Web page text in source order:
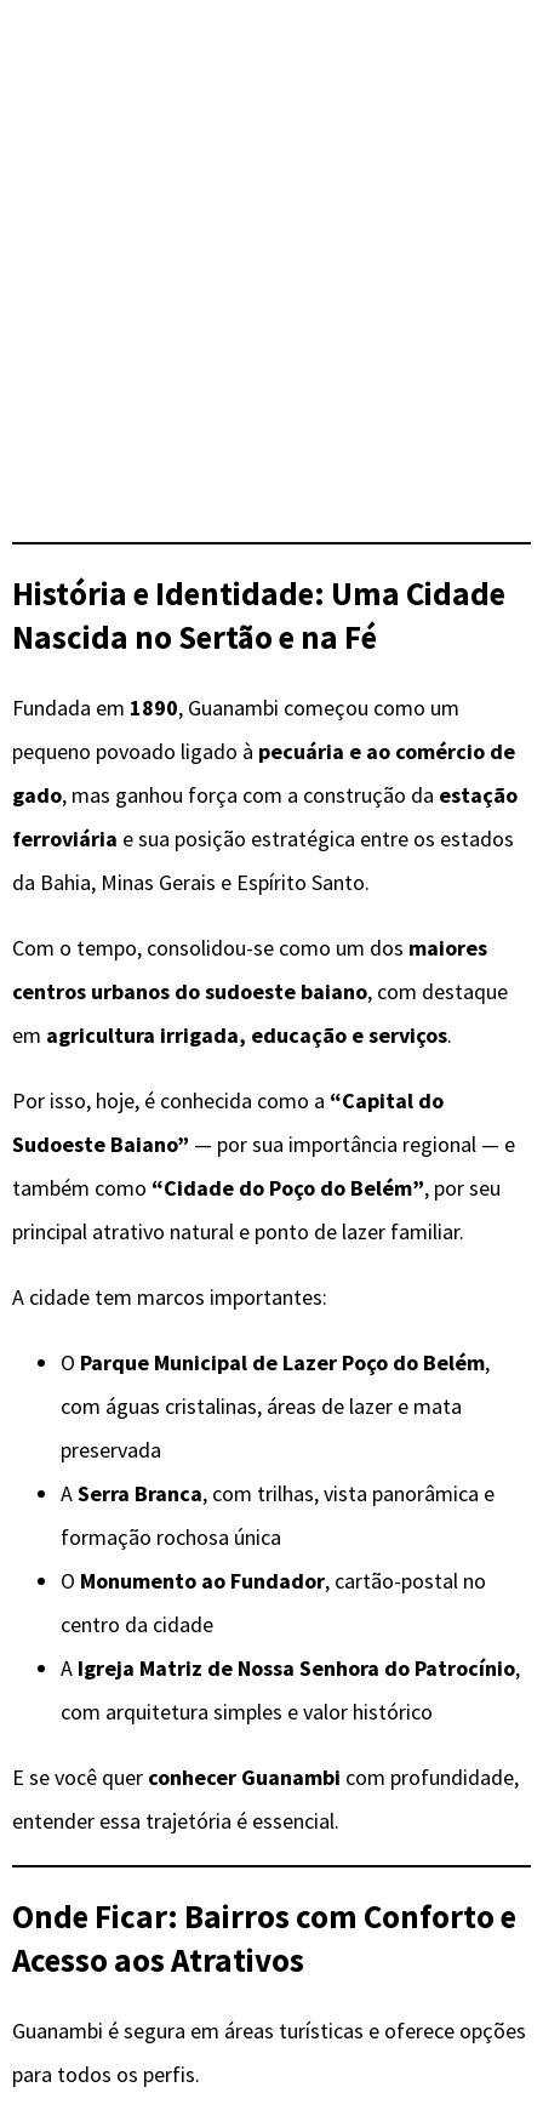
História e Identidade: Uma Cidade
Nascida no Sertão e na Fé
Fundada em 1890, Guanambi começou como um
pequeno povoado ligado à pecuária e ao comércio de
gado, mas ganhou força com a construção da estação
ferroviária e sua posição estratégica entre os estados
da Bahia, Minas Gerais e Espírito Santo.
Com o tempo, consolidou-se como um dos maiores
centros urbanos do sudoeste baiano, com destaque
em agricultura irrigada, educação e serviços.
Por isso, hoje, é conhecida como a “Capital do
Sudoeste Baiano” — por sua importância regional — e
também como “Cidade do Poço do Belém”, por seu
principal atrativo natural e ponto de lazer familiar.
A cidade tem marcos importantes:
O Parque Municipal de Lazer Poço do Belém,
com águas cristalinas, áreas de lazer e mata
preservada
ASerra Branca, com trilhas, vista panorâmica e
formação rochosa única
O Monumento ao Fundador, cartão-postal no
centro da cidade
A Igreja Matriz de Nossa Senhora do Patrocínio,
com arquitetura simples e valor histórico
E se você quer conhecer Guanambi com profundidade,
entender essa trajetória é essencial.
Onde Ficar: Bairros com Conforto e
Acesso aos Atrativos
Guanambi é segura em áreas turísticas e oferece opções
para todos os perfis.